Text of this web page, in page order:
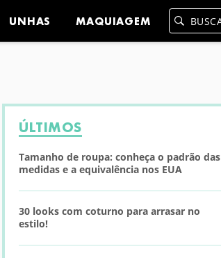
UNHAS MAQUIAGEM
ÚLTIMOS
Tamanho de roupa: conheça o padrão das
medidas e a equivalência nos EUA
30 looks com coturno para arrasar no
estilo!